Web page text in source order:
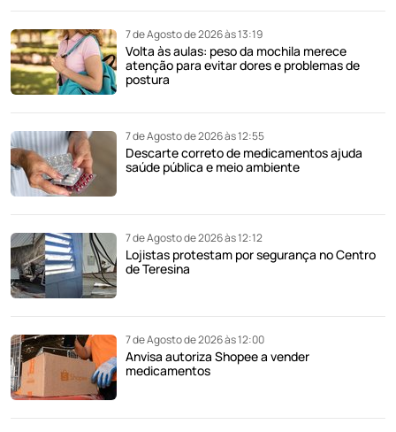
7 de Agosto de 2026 às 13:19
Volta às aulas: peso da mochila merece
atenção para evitar dores e problemas de
postura
7 de Agosto de 2026 às 12:55
Descarte correto de medicamentos ajuda
saúde pública e meio ambiente
7 de Agosto de 2026 às 12:12
Lojistas protestam por segurança no Centro
de Teresina
7 de Agosto de 2026 às 12:00
Anvisa autoriza Shopee a vender
medicamentos